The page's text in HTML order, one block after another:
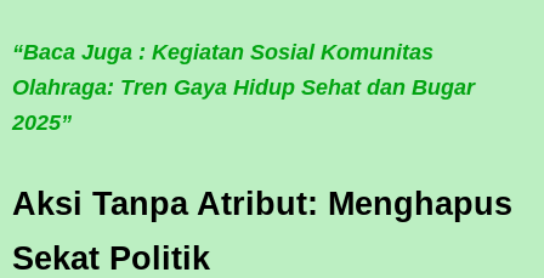
“Baca Juga : Kegiatan Sosial Komunitas
Olahraga: Tren Gaya Hidup Sehat dan Bugar
2025”
Aksi Tanpa Atribut: Menghapus
Sekat Politik